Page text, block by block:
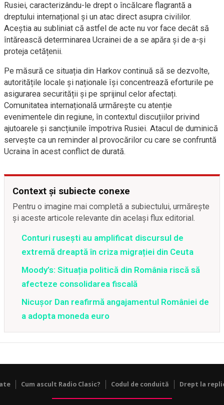
Rusiei, caracterizându-le drept o încălcare flagrantă a
dreptului internațional și un atac direct asupra civililor.
Aceștia au subliniat că astfel de acte nu vor face decât să
întărească determinarea Ucrainei de a se apăra și de a-și
proteja cetățenii.
Pe măsură ce situația din Harkov continuă să se dezvolte,
autoritățile locale și naționale își concentrează eforturile pe
asigurarea securității și pe sprijinul celor afectați.
Comunitatea internațională urmărește cu atenție
evenimentele din regiune, în contextul discuțiilor privind
ajutoarele și sancțiunile împotriva Rusiei. Atacul de duminică
servește ca un reminder al provocărilor cu care se confruntă
Ucraina în acest conflict de durată.
Context și subiecte conexe
Pentru o imagine mai completă a subiectului, urmărește
și aceste articole relevante din același flux editorial.
Conturi rusești au amplificat discursul de
extremă dreaptă în criza migrației din Ceuta
Moody’s: Situația politică din România riscă să
afecteze consolidarea fiscală
Nicușor Dan reafirmă angajamentul României de
a adopta moneda euro
Cum ascult Radio Clasic? Codul de conduită Drept la